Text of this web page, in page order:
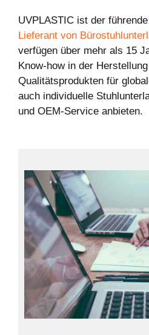
UVPLASTIC ist der führende
Lieferant von
verfügen über mehr als 15
Know-how in der
Qualitätsprodukten für
auch individuelle
und OEM-Service anbieten.